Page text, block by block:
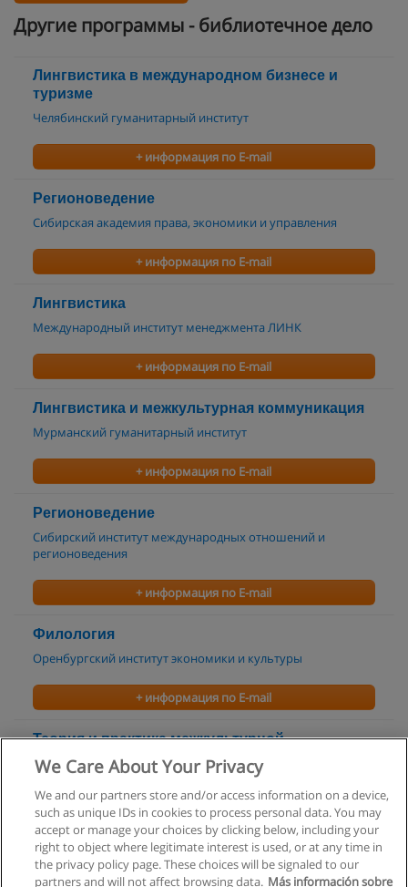
Другие программы - библиотечное дело
Лингвистика в международном бизнесе и
туризме
Челябинский гуманитарный институт
+ информация по E-mail
Регионоведение
Сибирская академия права, экономики и управления
+ информация по E-mail
Лингвистика
Международный институт менеджмента ЛИНК
+ информация по E-mail
Лингвистика и межкультурная коммуникация
Мурманский гуманитарный институт
+ информация по E-mail
Регионоведение
Сибирский институт международных отношений и
регионоведения
+ информация по E-mail
Филология
Оренбургский институт экономики и культуры
+ информация по E-mail
Теория и практика межкультурной
коммуникации
Оренбургский институт экономики и культуры
+ информация по E-mail
We Care About Your Privacy
We and our partners store and/or access information on a device,
such as unique IDs in cookies to process personal data. You may
accept or manage your choices by clicking below, including your
right to object where legitimate interest is used, or at any time in
the privacy policy page. These choices will be signaled to our
partners and will not affect browsing data. Más información sobre